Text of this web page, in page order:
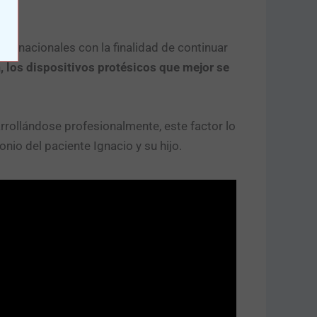
con la finalidad de continuar
los dispositivos protésicos que mejor se
profesionalmente, este factor lo
del paciente Ignacio y su hijo.